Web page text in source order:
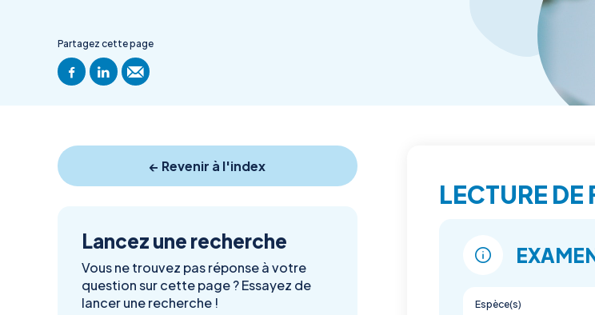
Partagez cette page
← Revenir à l'index
Lancez une recherche
Vous ne trouvez pas réponse à votre
question sur cette page ? Essayez de
lancer une recherche !
LECTURE
Espèce(s)